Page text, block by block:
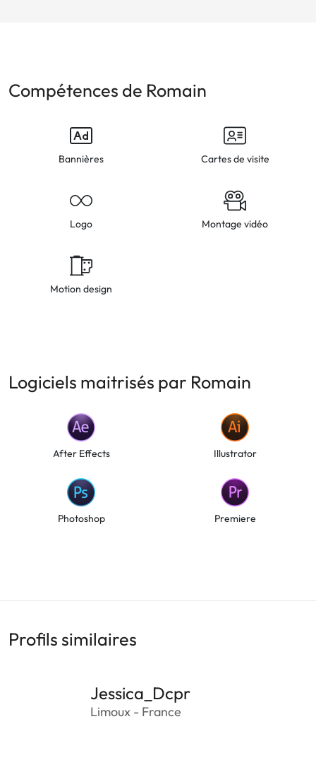
Compétences de Romain
Bannières Cartes de visite
Logo Montage vidéo
Motion design
Logiciels maitrisés par Romain
After Effects Illustrator
Photoshop Premiere
Profils similaires
Jessica_Dcpr
Limoux - France